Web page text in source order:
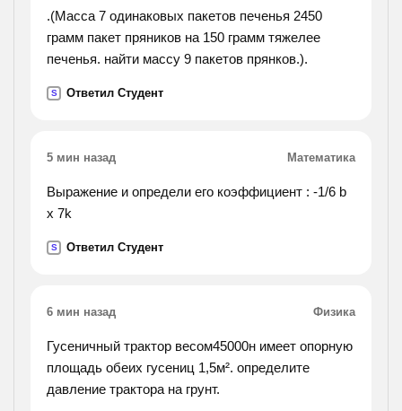
.(Масса 7 одинаковых пакетов печенья 2450
грамм пакет пряников на 150 грамм тяжелее
печенья. найти массу 9 пакетов прянков.).
S Ответил Студент
5 мин назад Математика
Выражение и определи его коэффициент : -1/6 b
х 7k
S Ответил Студент
6 мин назад Физика
Гусеничный трактор весом45000н имеет опорную
площадь обеих гусениц 1,5м². определите
давление трактора на грунт.